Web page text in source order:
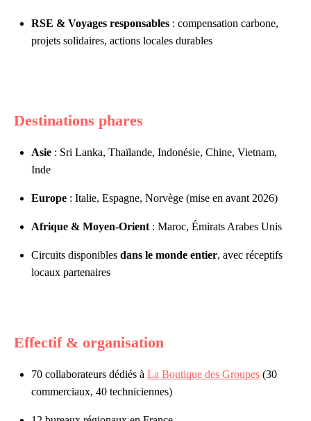
RSE & Voyages responsables : compensation carbone,
projets solidaires, actions locales durables
Destinations phares
Asie : Sri Lanka, Thaïlande, Indonésie, Chine, Vietnam,
Inde
Europe : Italie, Espagne, Norvège (mise en avant 2026)
Afrique & Moyen-Orient : Maroc, Émirats Arabes Unis
Circuits disponibles dans le monde entier, avec réceptifs
locaux partenaires
Effectif & organisation
70 collaborateurs dédiés à La Boutique des Groupes (30
commerciaux, 40 techniciennes)